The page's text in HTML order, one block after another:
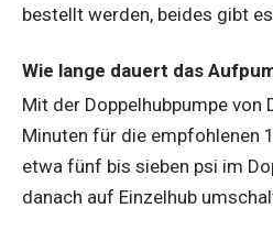
bestellt werden, beides gibt
Wie lange dauert das
Mit der Doppelhubpumpe von
Minuten für die empfohlenen
etwa fünf bis sieben psi im
danach auf Einzelhub